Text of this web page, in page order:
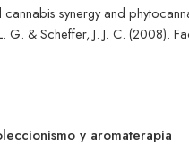
cannabis synergy and
G. & Scheffer, J. J. C. (2008).
y aromaterapia